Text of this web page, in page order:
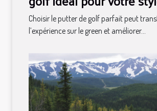
Choisir le putter de golf parfait peut
l’expérience sur le green et améliorer...